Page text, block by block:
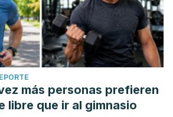
más personas prefieren
libre que ir al gimnasio